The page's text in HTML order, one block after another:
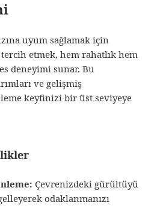
uyum sağlamak için
tercih etmek, hem rahatlık hem
deneyimi sunar. Bu
ve gelişmiş
keyfinizi bir üst seviyeye
Çevrenizdeki gürültüyü
odaklanmanızı